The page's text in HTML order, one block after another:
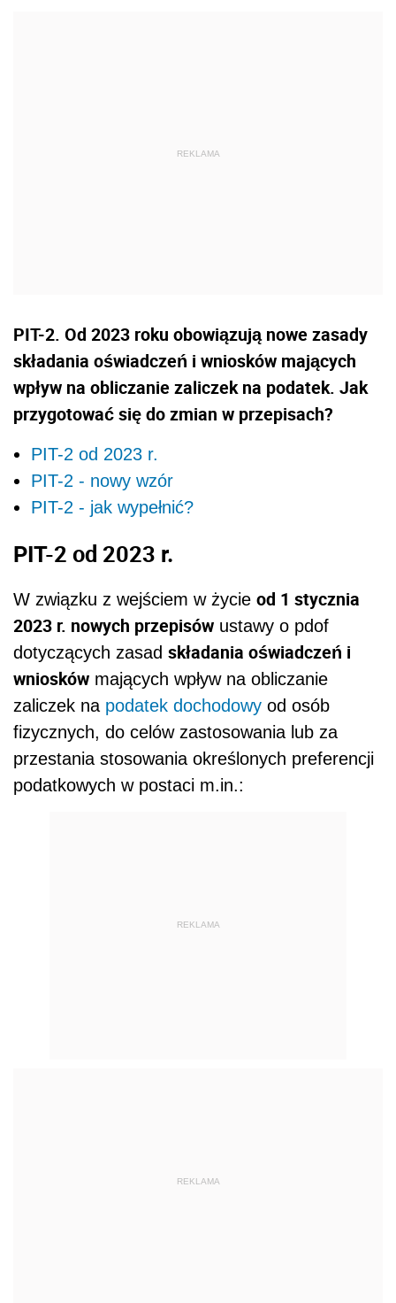
PIT-2. Od 2023 roku obowiązują nowe zasady
składania oświadczeń i wniosków mających
wpływ na obliczanie zaliczek na podatek. Jak
przygotować się do zmian w przepisach?
PIT-2 od 2023 r.
PIT-2 - nowy wzór
PIT-2 - jak wypełnić?
PIT-2 od 2023 r.
W związku z wejściem w życie od 1 stycznia
2023 r. nowych przepisów ustawy o pdof
dotyczących zasad składania oświadczeń i
wniosków mających wpływ na obliczanie
zaliczek na podatek dochodowy od osób
fizycznych, do celów zastosowania lub za
przestania stosowania określonych preferencji
podatkowych w postaci m.in.: 
REKLAMA
REKLAMA